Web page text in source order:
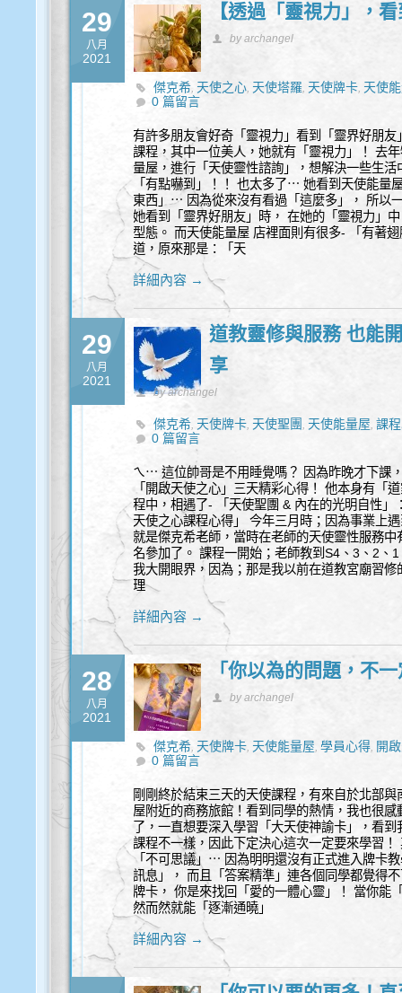
29
八月
2021
【透過「靈視力」，
by archangel
傑克希, 天使之心, 天使塔羅, 天使牌卡, 天使
0 篇留言
有許多朋友會好奇「靈視力」看到「靈界好朋
課程，其中一位美人，她就有「靈視力」！ 去
量屋，進行「天使靈性諮詢」，想解決一些生
「有點嚇到」！！ 也太多了⋯ 她看到天使能量
東西」⋯ 因為從來沒有看過「這麼多」， 所以
她看到「靈界好朋友」時， 在她的「靈視力」
型態。 而天使能量屋 店裡面則有很多- 「有著
道，原來那是：「天
詳細內容 →
29
八月
2021
道教靈修與服務 也能
享
by archangel
傑克希, 天使牌卡, 天使聖團, 天使能量屋,課
0 篇留言
ㄟ⋯ 這位帥哥是不用睡覺嗎？ 因為昨晚才下課
「開啟天使之心」三天精彩心得！ 他本身有「
程中，相遇了- 「天使聖團 & 內在的光明
天使之心課程心得」 今年三月時；因為事業上
就是傑克希老師，當時在老師的天使靈性服務
名參加了。 課程一開始；老師教到S4、3、2、
我大開眼界，因為；那是我以前在道教宮廟習
理
詳細內容 →
28
八月
2021
「你以為的問題，不
by archangel
傑克希, 天使牌卡, 天使能量屋,學員心得, 開
0 篇留言
剛剛終於結束三天的天使課程，有來自於北部
屋附近的商務旅館！看到同學的熱情，我也很
了，一直想要深入學習「大天使神諭卡」，看
課程不一樣，因此下定決心這次一定要來學習
「不可思議」⋯ 因為明明還沒有正式進入牌卡
訊息」， 而且「答案精準」連各個同學都覺得
牌卡， 你是來找回「愛的一體心靈」！ 當你能
然而然就能「逐漸通曉」
詳細內容 →